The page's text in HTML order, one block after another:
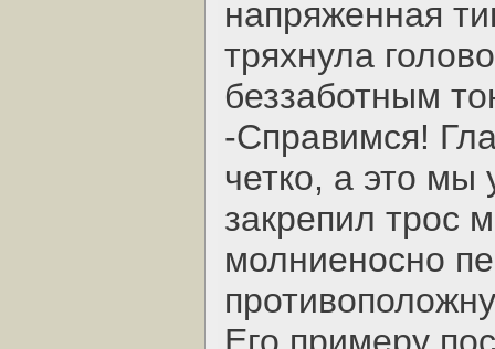
напряженная
тряхнула
беззаботным
-Справимся!
четко, а это
закрепил трос
молниеносно